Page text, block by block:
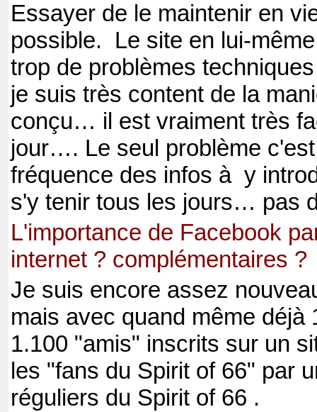
Essayer de le maintenir en
possible.
Le site en lui-
trop de problèmes
je suis très content de la
conçu… il est vraiment très
jour…. Le seul problème
fréquence des infos à y
s'y tenir tous les jours… pas
L'importance de Facebook
internet ? complémentaires ?
Je suis encore assez
mais avec quand même déjà
1.100 "amis" inscrits sur un
les "fans du Spirit of 66" par
réguliers du Spirit of 66 .